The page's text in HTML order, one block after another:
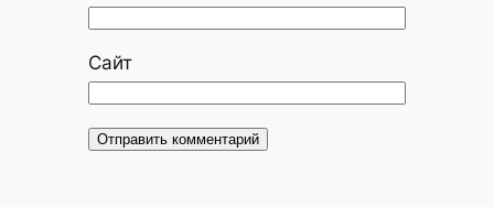
Сайт